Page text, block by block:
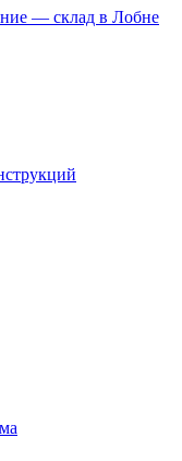
— склад в Лобне